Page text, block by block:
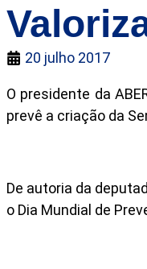
20 julho 2017
O presidente da
prevê a criação da
De autoria da
o Dia Mundial de